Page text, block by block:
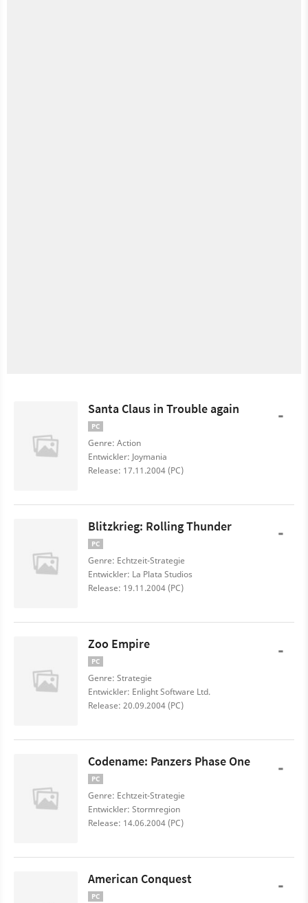
Santa Claus in Trouble again
PC
Genre: Action
Entwickler: Joymania
Release: 17.11.2004 (PC)
-
Blitzkrieg: Rolling Thunder
PC
Genre: Echtzeit-Strategie
Entwickler: La Plata Studios
Release: 19.11.2004 (PC)
-
Zoo Empire
PC
Genre: Strategie
Entwickler: Enlight Software Ltd.
Release: 20.09.2004 (PC)
-
Codename: Panzers Phase One
PC
Genre: Echtzeit-Strategie
Entwickler: Stormregion
Release: 14.06.2004 (PC)
-
American Conquest
PC -